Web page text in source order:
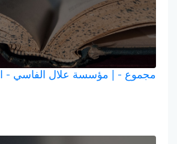
مجموع - | مؤسسة علال الفاسي -